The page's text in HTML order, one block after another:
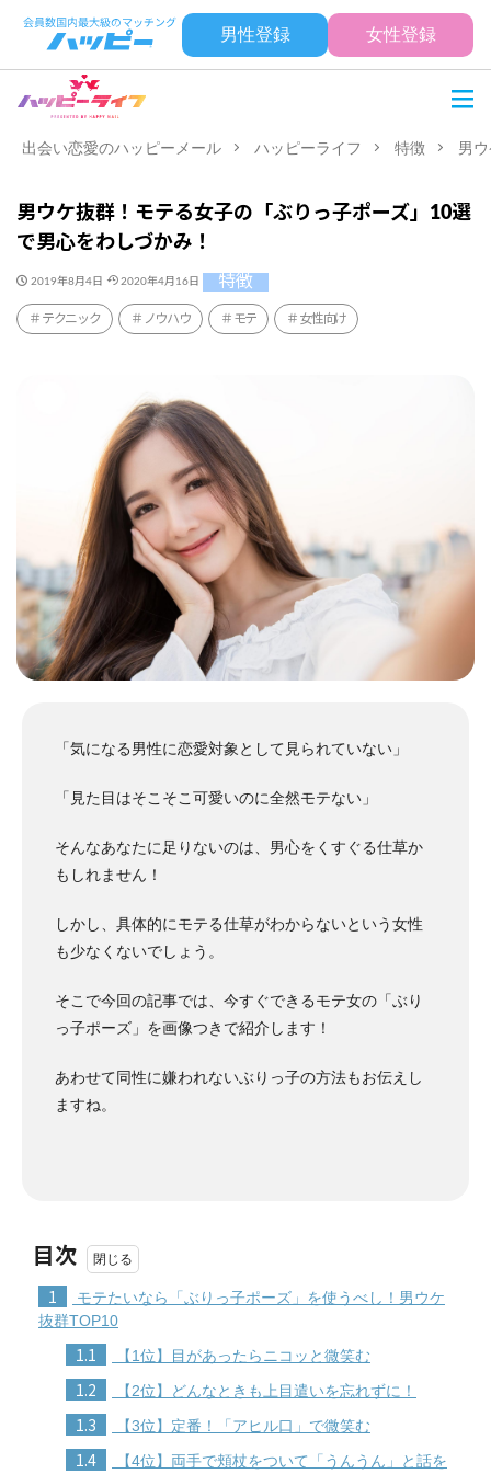
男性登録 女性登録
出会い恋愛のハッピーメール ハッピーライフ 特徴 男
男ウケ抜群！モテる女子の「ぶりっ子ポーズ」10選
で男心をわしづかみ！
2019年8月4日 2020年4月16日 特徴
テクニック ノウハウ モテ 女性向け
「気になる男性に恋愛対象として見られていない」
「見た目はそこそこ可愛いのに全然モテない」
そんなあなたに足りないのは、男心をくすぐる仕草か
もしれません！
しかし、具体的にモテる仕草がわからないという女性
も少なくないでしょう。
そこで今回の記事では、今すぐできるモテ女の「ぶり
っ子ポーズ」を画像つきで紹介します！
あわせて同性に嫌われないぶりっ子の方法もお伝えし
ますね。
目次
1
モテたいなら「ぶりっ子ポーズ」を使うべし！男ウケ
抜群TOP10
1.1 【1位】目があったらニコッと微笑む
1.2 【2位】どんなときも上目遣いを忘れずに！
1.3 【3位】定番！「アヒル口」で微笑む
1.4
【4位】両手で頬杖をついて「うんうん」と話を